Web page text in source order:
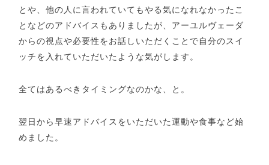
とや、他の人に言われていてもやる気になれなかったこ
となどのアドバイスもありましたが、アーユルヴェーダ
からの視点や必要性をお話しいただくことで自分のスイ
ッチを入れていただいたような気がします。
全てはあるべきタイミングなのかな、と。
翌日から早速アドバイスをいただいた運動や食事など始
めました。